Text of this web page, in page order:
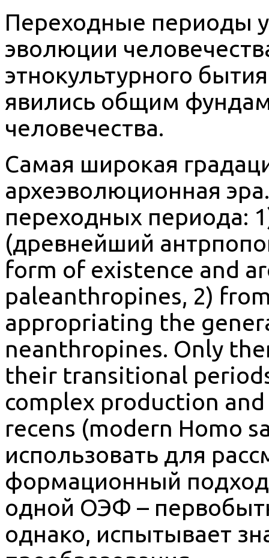
Переходные периоды
эволюции
этнокультурного
явились общим
человечества.
Самая широкая
археэволюционная
переходных периода:
(древнейший
form of existence and
paleanthropines, 2)
appropriating the
neanthropines. Only
their transitional
complex production
recens (modern Homo
использовать для
формационный
одной ОЭФ –
однако, испытывает